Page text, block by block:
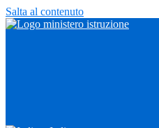
Salta al contenuto